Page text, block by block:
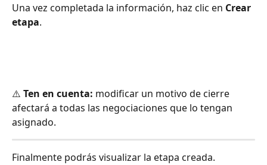
Una vez completada la información, haz clic en Crear
etapa.
​⚠️ Ten en cuenta: modificar un motivo de cierre
afectará a todas las negociaciones que lo tengan
asignado.
Finalmente podrás visualizar la etapa creada.